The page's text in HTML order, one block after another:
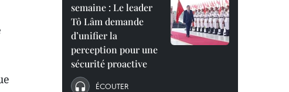
semaine : Le leader
Tô Lâm demande
d’unifier la
perception pour une
sécurité proactive
ÉCOUTER